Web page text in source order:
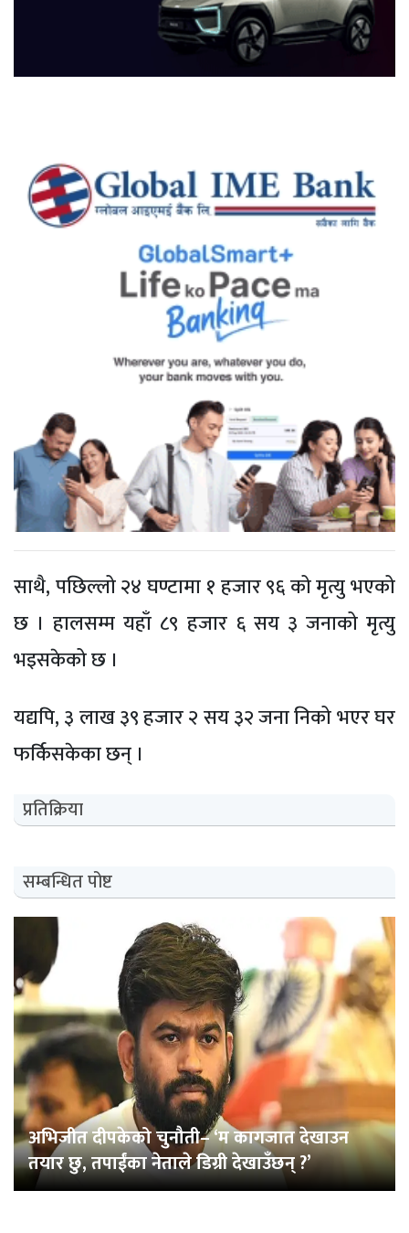
साथै, पछिल्लो २४ घण्टामा १ हजार ९६ को मृत्यु भएको
छ । हालसम्म यहाँ ८९ हजार ६ सय ३ जनाको मृत्यु
भइसकेको छ ।
यद्यपि, ३ लाख ३९ हजार २ सय ३२ जना निको भएर घर
फर्किसकेका छन् ।
प्रतिक्रिया
सम्बन्धित पोष्ट
अभिजीत दीपकेको चुनौती– ‘म कागजात देखाउन
तयार छु, तपाईंका नेताले डिग्री देखाउँछन् ?’